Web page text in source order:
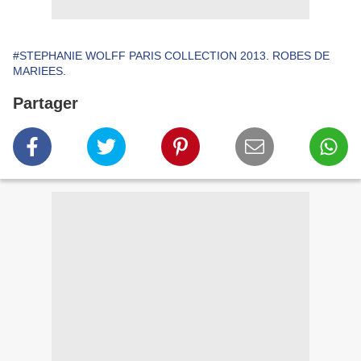
#STEPHANIE WOLFF PARIS COLLECTION 2013. ROBES DE
MARIEES.
Partager